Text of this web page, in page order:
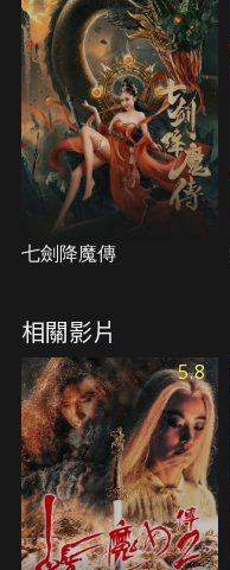
不兩立。
七劍降魔傳
相關影片
5.8